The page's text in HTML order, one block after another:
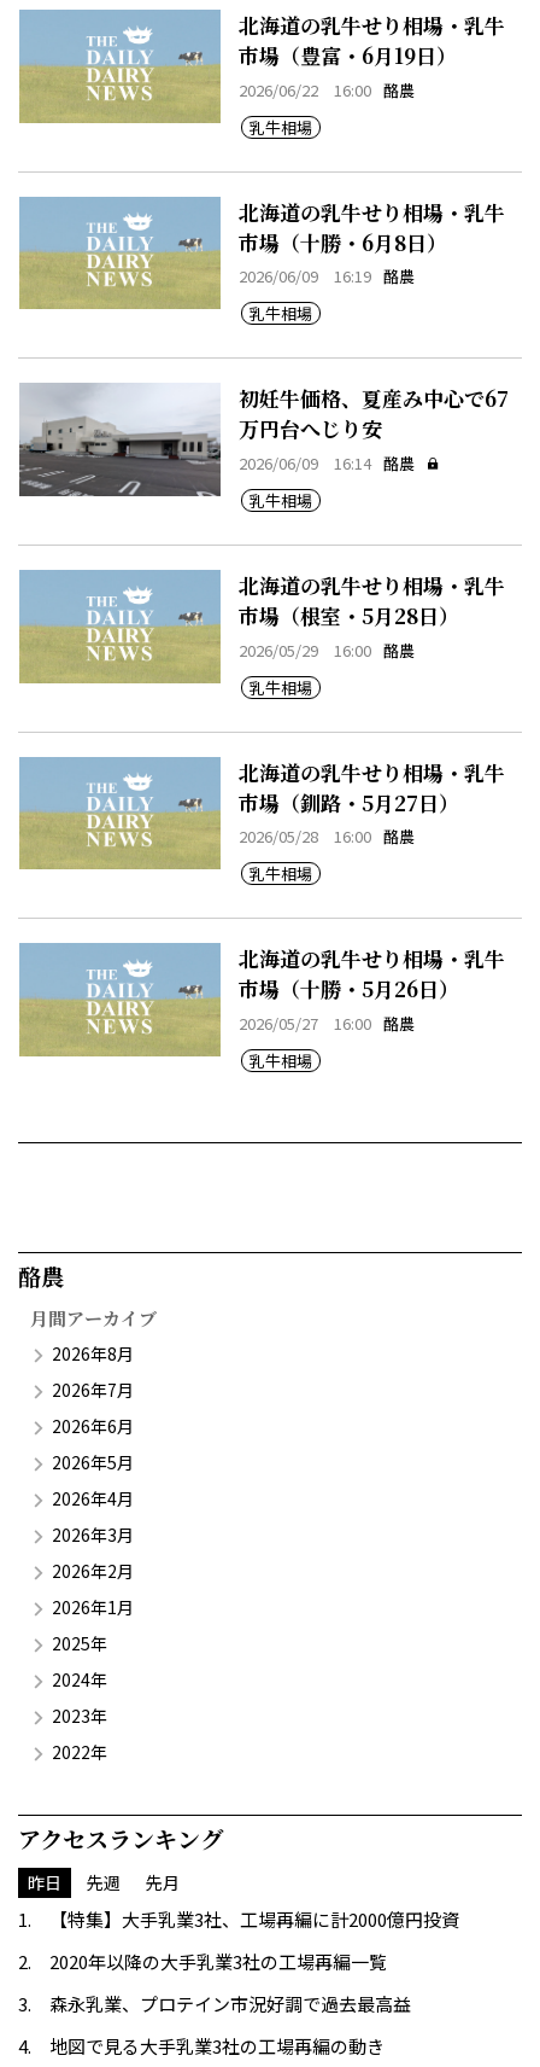
北海道の乳牛せり相場・乳牛
市場（豊富・6月19日）
2026/06/22 16:00 酪農
乳牛相場
北海道の乳牛せり相場・乳牛
市場（十勝・6月8日）
2026/06/09 16:19 酪農
乳牛相場
初妊牛価格、夏産み中心で67
万円台へじり安
2026/06/09 16:14 酪農
乳牛相場
北海道の乳牛せり相場・乳牛
市場（根室・5月28日）
2026/05/29 16:00 酪農
乳牛相場
北海道の乳牛せり相場・乳牛
市場（釧路・5月27日）
2026/05/28 16:00 酪農
乳牛相場
北海道の乳牛せり相場・乳牛
市場（十勝・5月26日）
2026/05/27 16:00 酪農
乳牛相場
酪農​
月間アーカイブ
2026年8月
2026年7月
2026年6月
2026年5月
2026年4月
2026年3月
2026年2月
2026年1月
2025年
2024年
2023年
2022年
アクセスランキング
昨日 先週 先月
【特集】大手乳業3社、工場再編に計2000億円投資
2020年以降の大手乳業3社の工場再編一覧
森永乳業、プロテイン市況好調で過去最高益
地図で見る大手乳業3社の工場再編の動き